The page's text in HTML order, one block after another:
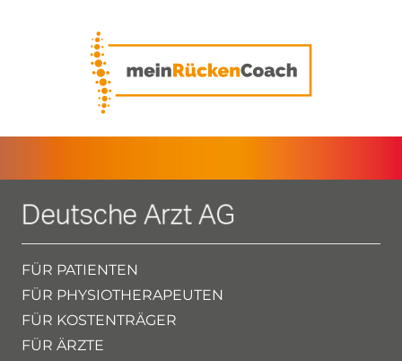
FÜR PATIENTEN
FÜR PHYSIOTHERAPEUTEN
FÜR KOSTENTRÄGER
FÜR ÄRZTE